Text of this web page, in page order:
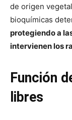
de origen
bioquímicas
protegiendo a
intervienen los
Función
libres